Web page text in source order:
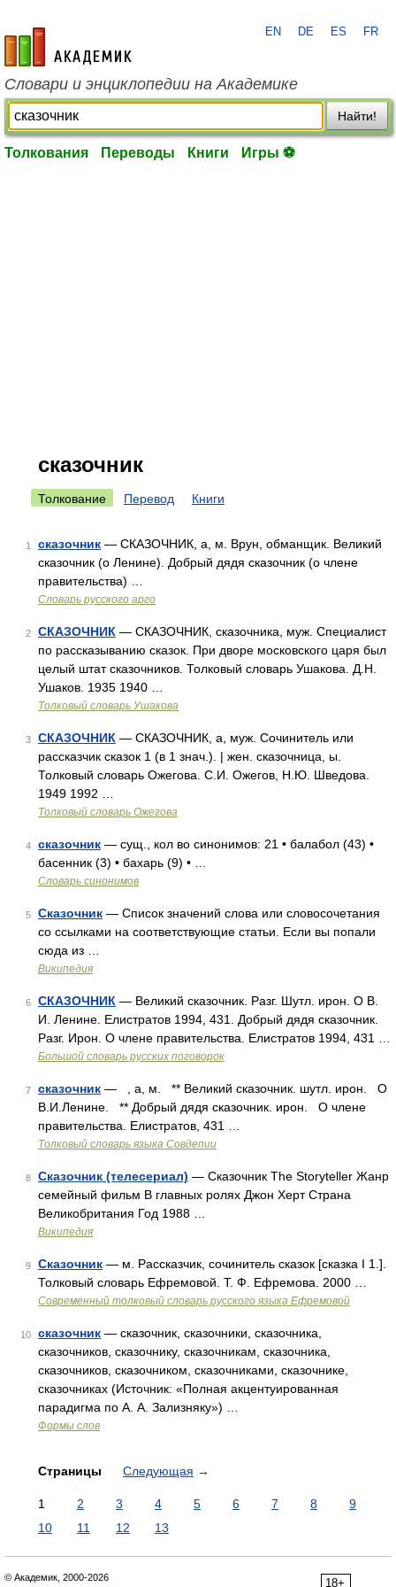
academic.ru
EN DE ES FR
Словари и энциклопедии на Академике
Найти!
Толкования Переводы Книги Игры ⚽
сказочник
Толкование Перевод Книги
1 сказочник — СКАЗОЧНИК, а, м. Врун, обманщик. Великий
сказочник (о Ленине). Добрый дядя сказочник (о члене
правительства) …
Словарь русского арго
2 СКАЗОЧНИК — СКАЗОЧНИК, сказочника, муж. Специалист
по рассказыванию сказок. При дворе московского царя был
целый штат сказочников. Толковый словарь Ушакова. Д.Н.
Ушаков. 1935 1940 …
Толковый словарь Ушакова
3 СКАЗОЧНИК — СКАЗОЧНИК, а, муж. Сочинитель или
рассказчик сказок 1 (в 1 знач.). | жен. сказочница, ы.
Толковый словарь Ожегова. С.И. Ожегов, Н.Ю. Шведова.
1949 1992 …
Толковый словарь Ожегова
4 сказочник — сущ., кол во синонимов: 21 • балабол (43) •
басенник (3) • бахарь (9) • …
Словарь синонимов
5 Сказочник — Список значений слова или словосочетания
со ссылками на соответствующие статьи. Если вы попали
сюда из …
Википедия
6 СКАЗОЧНИК — Великий сказочник. Разг. Шутл. ирон. О В.
И. Ленине. Елистратов 1994, 431. Добрый дядя сказочник.
Разг. Ирон. О члене правительства. Елистратов 1994, 431 …
Большой словарь русских поговорок
7 сказочник — , а, м. ** Великий сказочник. шутл. ирон. О
В.И.Ленине. ** Добрый дядя сказочник. ирон. О члене
правительства. Елистратов, 431 …
Толковый словарь языка Совдепии
8 Сказочник (телесериал) — Сказочник The Storyteller Жанр
семейный фильм В главных ролях Джон Херт Страна
Великобритания Год 1988 …
Википедия
9 Сказочник — м. Рассказчик, сочинитель сказок [сказка I 1.].
Толковый словарь Ефремовой. Т. Ф. Ефремова. 2000 …
Современный толковый словарь русского языка Ефремовой
10 сказочник — сказочник, сказочники, сказочника,
сказочников, сказочнику, сказочникам, сказочника,
сказочников, сказочником, сказочниками, сказочнике,
сказочниках (Источник: «Полная акцентуированная
парадигма по А. А. Зализняку») …
Формы слов
Страницы Следующая →
1 2 3 4 5 6 7 8
9
10
11 12 13
18+
© Академик, 2000-2026